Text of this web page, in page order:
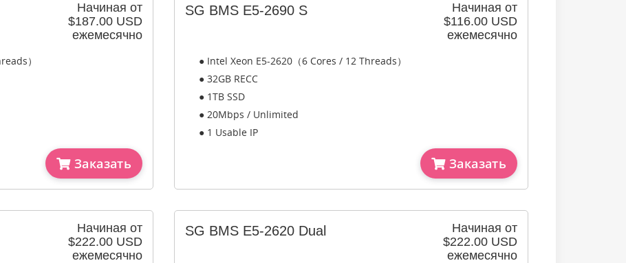
Начиная от
$187.00 USD
ежемесячно
）
Заказать
Начиная от
$116.00 USD
ежемесячно
SG BMS E5-2690 S
● Intel Xeon E5-2620（6 Cores / 12 Threads）
● 32GB RECC
● 1TB SSD
● 20Mbps / Unlimited
● 1 Usable IP
Заказать
Начиная от
$222.00 USD
ежемесячно
Начиная от
$222.00 USD
ежемесячно
SG BMS E5-2620 Dual